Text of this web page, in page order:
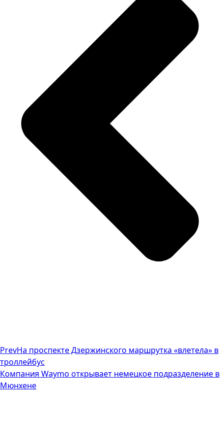
PrevНа проспекте Дзержинского маршрутка «влетела» в
троллейбус
Компания Waymo открывает немецкое подразделение в
Мюнхене